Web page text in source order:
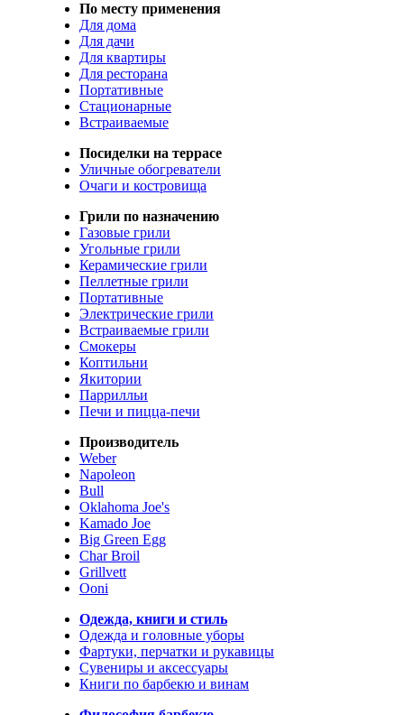
По месту применения
Для дома
Для дачи
Для квартиры
Для ресторана
Портативные
Стационарные
Встраиваемые
Посиделки на террасе
Уличные обогреватели
Очаги и костровища
Грили по назначению
Газовые грили
Угольные грили
Керамические грили
Пеллетные грили
Портативные
Электрические грили
Встраиваемые грили
Смокеры
Коптильни
Якитории
Паррилльи
Печи и пицца-печи
Производитель
Weber
Napoleon
Bull
Oklahoma Joe's
Kamado Joe
Big Green Egg
Char Broil
Grillvett
Ooni
Одежда, книги и стиль
Одежда и головные уборы
Фартуки, перчатки и рукавицы
Сувениры и аксессуары
Книги по барбекю и винам